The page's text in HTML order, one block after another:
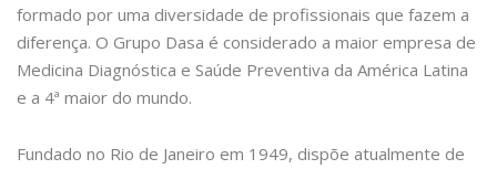
formado por uma diversidade de profissionais que fazem a
diferença. O Grupo Dasa é considerado a maior empresa de
Medicina Diagnóstica e Saúde Preventiva da América Latina
e a 4ª maior do mundo.
Fundado no Rio de Janeiro em 1949, dispõe atualmente de